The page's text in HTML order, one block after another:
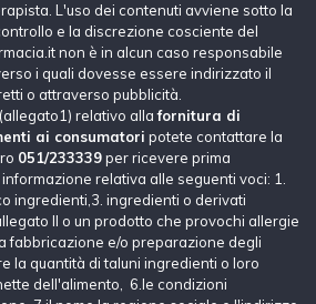
L'uso dei contenuti avviene sotto la
e la discrezione cosciente del
non è in alcun caso responsabile
i quali dovesse essere indirizzato il
o attraverso pubblicità.
(allegato1) relativo allafornitura di
ai consumatori potete contattare la
051/233339per ricevere prima
relativa alle seguenti voci: 1.
ingredienti,3. ingredienti o derivati
II o un prodotto che provochi allergie
fabbricazione e/o preparazione degli
la quantità di taluni ingredienti o loro
dell'alimento, 6.le condizioni